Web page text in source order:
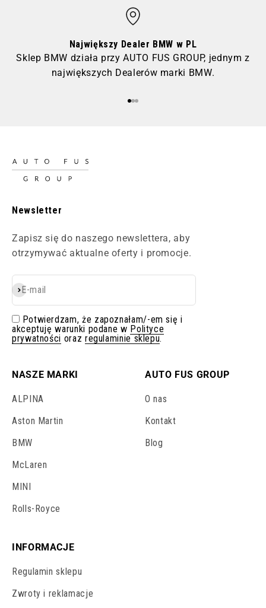
Największy Dealer BMW w PL
Sklep BMW działa przy AUTO FUS GROUP, jednym z
największych Dealerów marki BMW.
Newsletter
Zapisz się do naszego newslettera, aby
otrzymywać aktualne oferty i promocje.
E-mail
Subskrybuj
Potwierdzam, że zapoznałam/-em się i
akceptuję warunki podane w Polityce
prywatności oraz regulaminie sklepu.
NASZE MARKI
ALPINA
Aston Martin
BMW
McLaren
MINI
Rolls-Royce
AUTO FUS GROUP
O nas
Kontakt
Blog
INFORMACJE
Regulamin sklepu
Zwroty i reklamacje